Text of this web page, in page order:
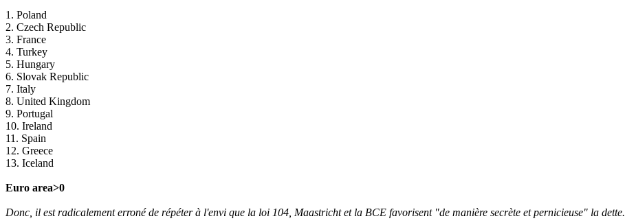
1. Poland
2. Czech Republic
3. France
4. Turkey
5. Hungary
6. Slovak Republic
7. Italy
8. United Kingdom
9. Portugal
10. Ireland
11. Spain
12. Greece
13. Iceland
Euro area>0
Donc, il est radicalement erroné de répéter à l'envi que la loi 104, Maastricht et la BCE favorisent "de manière secrète et pernicieuse" la dette.